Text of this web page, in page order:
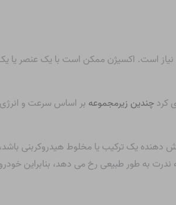
نیاز است. اکسیژن ممکن است با یک عنصر یا
کردچندین زیرمجموعه بر اساس سرعت و انرژی
دهنده یک ترکیب یا مخلوط هیدروکربنی باشد،
به طور طبیعی رخ می دهد، بنابراین